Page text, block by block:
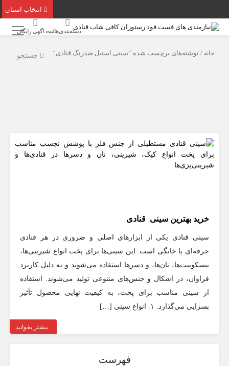
انتخاب استان
دسته‌بندی‌هاثبت اگهی رایگان
جستجو خانه/ نوشته‌های برچسب شده “سینی استیل ضدزنگ قنادی”
خرید بهترین سینی‌ قنادی
سینی قنادی یکی از ابزارهای اصلی و ضروری در هر قنادی
حرفه‌ای یا خانگی است. این سینی‌ها برای پخت انواع شیرینی‌ها،
بیسکوییت‌ها، نان‌ها، و دسرها استفاده می‌شوند و به دلیل کاربرد
فراوان، در اشکال و جنس‌های متنوعی تولید می‌شوند. استفاده
از سینی مناسب برای پخت، به کیفیت نهایی محصول تأثیر
بسزایی می‌گذارد. ۱. انواع سینی […]
بیشتر بخوانید
فهرست